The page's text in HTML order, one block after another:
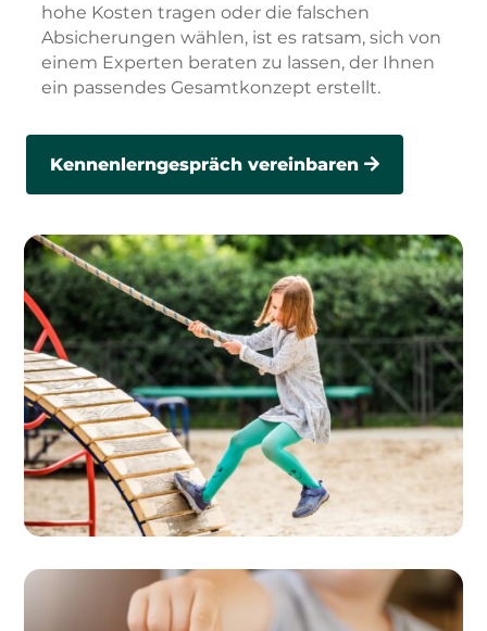
hohe Kosten tragen oder die falschen
Absicherungen wählen, ist es ratsam, sich von
einem Experten beraten zu lassen, der Ihnen
ein passendes Gesamtkonzept erstellt.
Kennenlerngespräch vereinbaren